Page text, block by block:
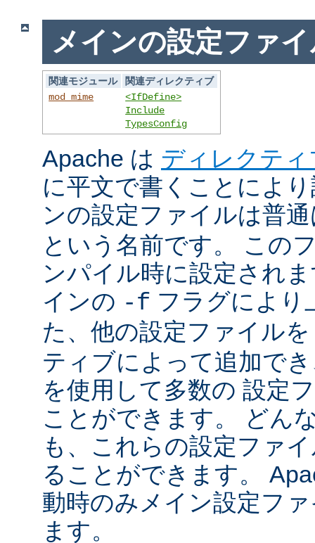
メインの設定ファ
関連モジュール
関連ディレクティブ
mod_mime
<IfDefine>
Include
TypesConfig
Apache は ディレクティ
に平文で書くことによ
ンの設定ファイルは普
という名前です。 この
ンパイル時に設定され
インの -f フラグにより
た、他の設定ファイル
ティブによって追加で
を使用して多数の 設定
ことができます。 どん
も、これらの設定ファ
ることができます。
動時のみメイン設定フ
ます。